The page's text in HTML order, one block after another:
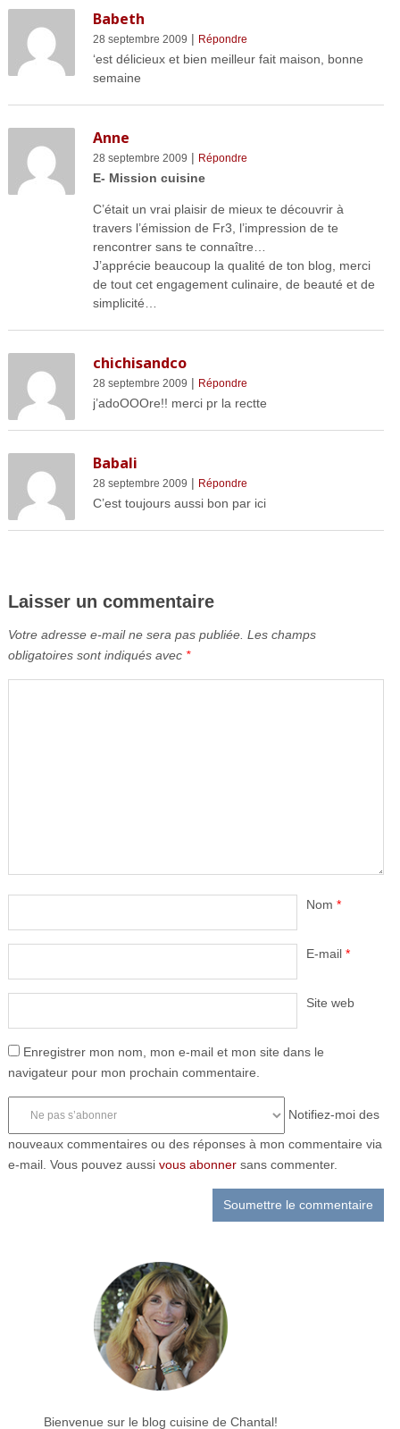
Babeth
28 septembre 2009 | Répondre
‘est délicieux et bien meilleur fait maison, bonne
semaine
Anne
28 septembre 2009 | Répondre
E- Mission cuisine
C’était un vrai plaisir de mieux te découvrir à
travers l’émission de Fr3, l’impression de te
rencontrer sans te connaître…
J’apprécie beaucoup la qualité de ton blog, merci
de tout cet engagement culinaire, de beauté et de
simplicité…
chichisandco
28 septembre 2009 | Répondre
j’adoOOOre!! merci pr la rectte
Babali
28 septembre 2009 | Répondre
C’est toujours aussi bon par ici
Laisser un commentaire
Votre adresse e-mail ne sera pas publiée. Les champs
obligatoires sont indiqués avec *
Nom *
E-mail *
Site web
Enregistrer mon nom, mon e-mail et mon site dans le
navigateur pour mon prochain commentaire.
Notifiez-moi des
nouveaux commentaires ou des réponses à mon commentaire via
e-mail. Vous pouvez aussi vous abonnersans commenter.
Bienvenue sur le blog cuisine de Chantal!